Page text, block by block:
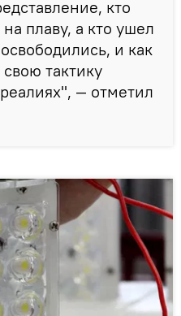
кто
плаву, а кто ушел
и как
тактику
— отметил